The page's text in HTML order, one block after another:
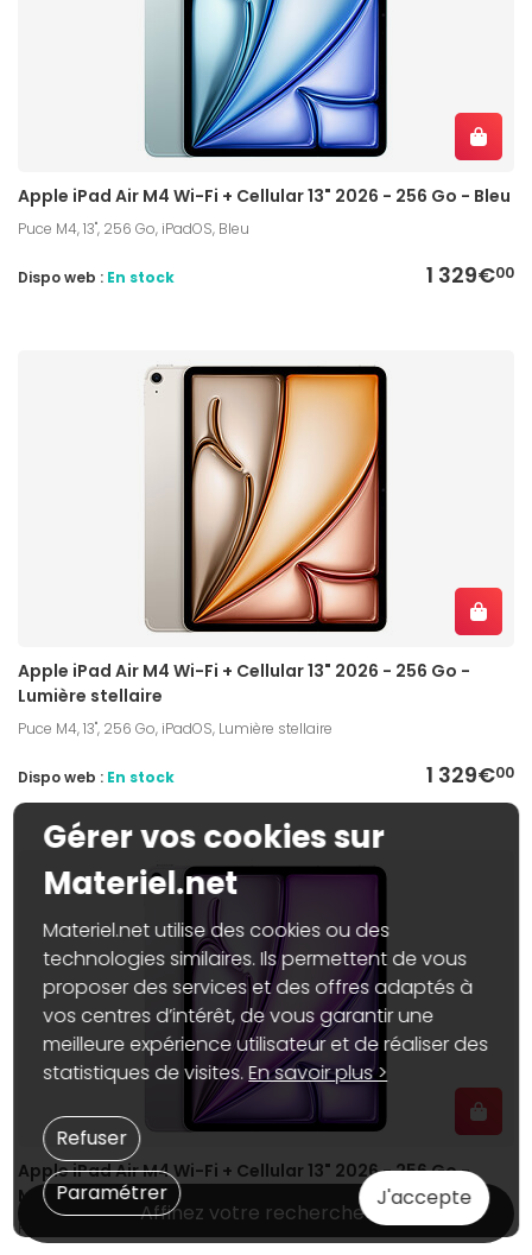
Apple iPad Air M4 Wi-Fi + Cellular 13" 2026 - 256 Go - Bleu
Puce M4, 13", 256 Go, iPadOS, Bleu
1 329€00
Dispo web : En stock
Apple iPad Air M4 Wi-Fi + Cellular 13" 2026 - 256 Go -
Lumière stellaire
Puce M4, 13", 256 Go, iPadOS, Lumière stellaire
1 329€00
Dispo web : En stock
Apple iPad Air M4 Wi-Fi + Cellular 13" 2026 - 256 Go -
Mauve
Puce M4, 13", 256 Go, iPadOS, Mauve
Affinez votre recherche
Gérer vos cookies sur
Materiel.net
Materiel.net utilise des cookies ou des
technologies similaires. Ils permettent de vous
proposer des services et des offres adaptés à
vos centres d’intérêt, de vous garantir une
meilleure expérience utilisateur et de réaliser des
statistiques de visites.En savoir plus >
J'accepte
Paramétrer
Refuser